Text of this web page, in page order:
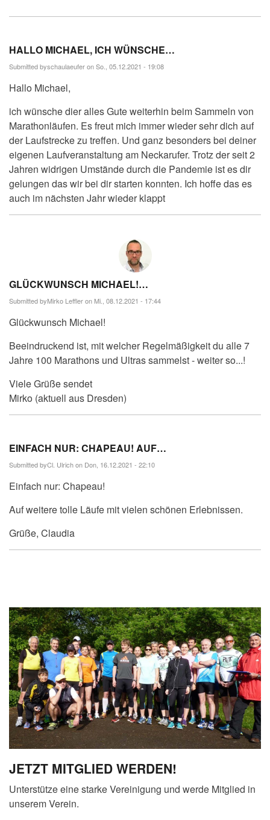
HALLO MICHAEL, ICH WÜNSCHE…
Submitted byschaulaeuferon So., 05.12.2021 - 19:08
Hallo Michael,
ich wünsche dier alles Gute weiterhin beim Sammeln von
Marathonläufen. Es freut mich immer wieder sehr dich auf
der Laufstrecke zu treffen. Und ganz besonders bei deiner
eigenen Laufveranstaltung am Neckarufer. Trotz der seit 2
Jahren widrigen Umstände durch die Pandemie ist es dir
gelungen das wir bei dir starten konnten. Ich hoffe das es
auch im nächsten Jahr wieder klappt
GLÜCKWUNSCH MICHAEL!…
Submitted byMirko Leffleron Mi., 08.12.2021 - 17:44
Glückwunsch Michael!
Beeindruckend ist, mit welcher Regelmäßigkeit du alle 7
Jahre 100 Marathons und Ultras sammelst - weiter so...!
Viele Grüße sendet
Mirko (aktuell aus Dresden)
EINFACH NUR: CHAPEAU! AUF…
Submitted byCl. Ulrichon Don, 16.12.2021 - 22:10
Einfach nur: Chapeau!
Auf weitere tolle Läufe mit vielen schönen Erlebnissen.
Grüße, Claudia
JETZT MITGLIED WERDEN!
Unterstütze eine starke Vereinigung und werde Mitglied in
unserem Verein.